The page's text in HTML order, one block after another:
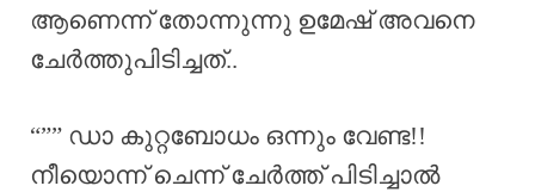
ആണെന്ന് തോന്നുന്നു ഉമേഷ് അവനെ
ചേർത്തുപിടിച്ചത്..
“”” ഡാ കുറ്റബോധം ഒന്നും വേണ്ട!!
നീയൊന്ന് ചെന്ന് ചേർത്ത് പിടിച്ചാൽ